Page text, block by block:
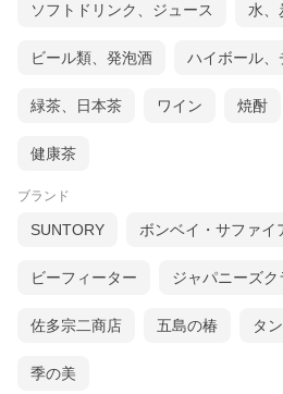
ソフトドリンク、ジュース 水、
ビール類、発泡酒 ハイボール、
緑茶、日本茶 ワイン 焼酎
健康茶
ブランド
SUNTORY ボンベイ・サファイ
ビーフィーター ジャパニーズ
佐多宗二商店 五島の椿 タ
季の美